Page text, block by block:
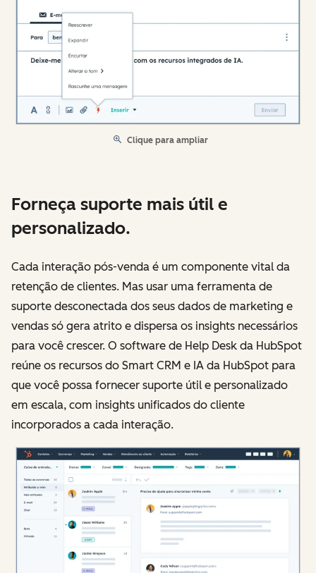
Clique para ampliar
Forneça suporte mais útil e
personalizado.
Cada interação pós-venda é um componente vital da
retenção de clientes. Mas usar uma ferramenta de
suporte desconectada dos seus dados de marketing e
vendas só gera atrito e dispersa os insights necessários
para você crescer. O software de Help Desk da HubSpot
reúne os recursos do Smart CRM e IA da HubSpot para
que você possa fornecer suporte útil e personalizado
em escala, com insights unificados do cliente
incorporados a cada interação.